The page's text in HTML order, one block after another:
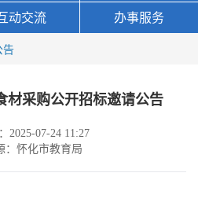
动交流 办事服务
告
材采购公开招标邀请公告
2025-07-24 11:27
：怀化市教育局